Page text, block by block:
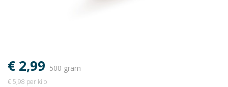
€ 2,99 500 gram
€ 5,98 per kilo